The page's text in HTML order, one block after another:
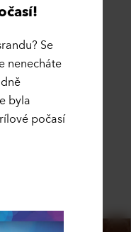
Se
nenecháte
byla
počasí